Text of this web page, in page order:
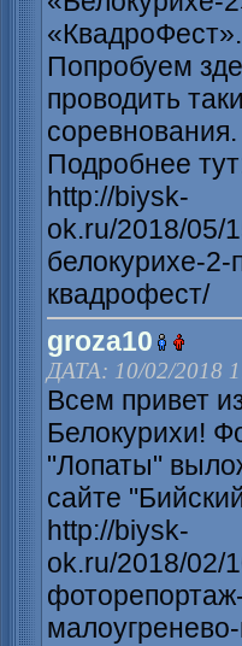
«КвадроФест».
Попробуем
проводить
соревнования.
Подробнее
http://biysk-
ok.ru/2018/05/
белокурихе-2-
квадрофест/
groza10
ДАТА: 10/02/2018
Всем привет
Белокурихи!
"Лопаты"
сайте
http://biysk-
ok.ru/2018/02/